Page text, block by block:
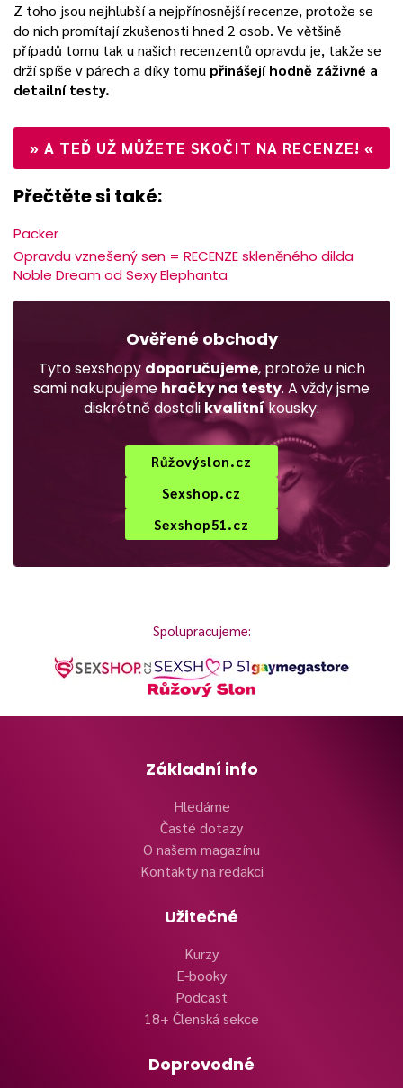
Z toho jsou nejhlubší a nejpřínosnější recenze, protože se
do nich promítají zkušenosti hned 2 osob. Ve většině
případů tomu tak u našich recenzentů opravdu je, takže se
drží spíše v párech a díky tomu přinášejí hodně záživné a
detailní testy.
» A TEĎ UŽ MŮŽETE SKOČIT NA RECENZE! «
Přečtěte si také:
Packer
Opravdu vznešený sen = RECENZE skleněného dilda
Noble Dream od Sexy Elephanta
Ověřené obchody
Tyto sexshopy doporučujeme, protože u nich
sami nakupujeme hračky na testy. A vždy jsme
diskrétně dostali kvalitníkousky:
Růžovýslon.cz
Sexshop.cz
Sexshop51.cz
Spolupracujeme:
Základní info
Hledáme
Časté dotazy
O našem magazínu
Kontakty na redakci
Užitečné
Kurzy
E-booky
Podcast
18+ Členská sekce
Doprovodné